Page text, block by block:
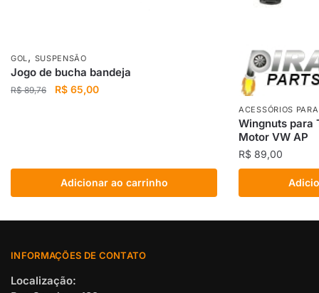
GOL , SUSPENSÃO
Jogo de bucha bandeja
R$89,76
O
R$ 65,00O
Adicionar ao carrinho
ACESSÓRIOS
Wingnuts para
Motor VW AP
R$ 89,00
INFORMAÇÕES DE CONTATO
Localização: